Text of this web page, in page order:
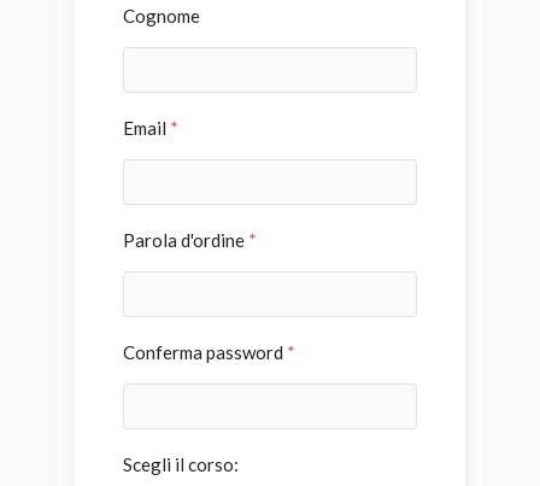
Cognome
Email *
Parola d'ordine *
Conferma password *
Scegli il corso: